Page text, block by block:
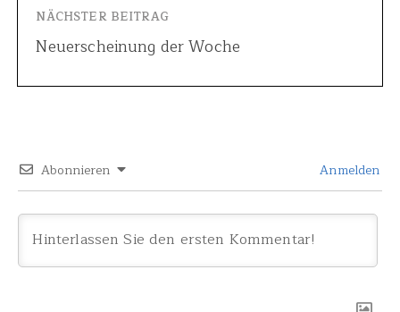
NÄCHSTER BEITRAG
Neuerscheinung der Woche
Abonnieren Anmelden